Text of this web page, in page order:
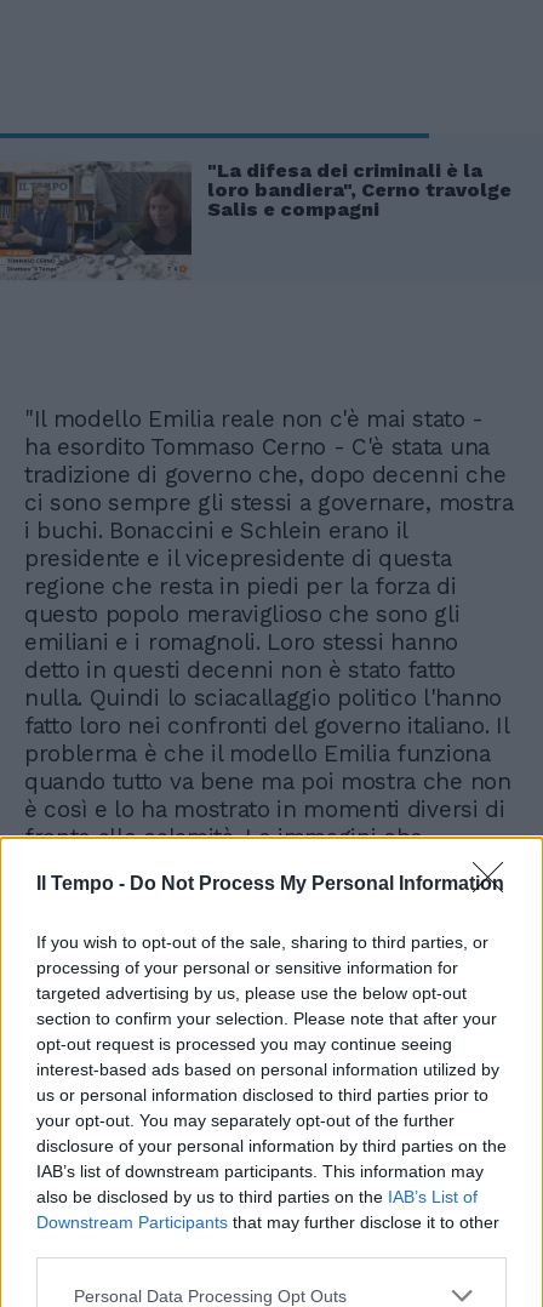
Il Tempo - Do Not Process My Personal Information
If you wish to opt-out of the sale, sharing to third parties, or
processing of your personal or sensitive information for
targeted advertising by us, please use the below opt-out
section to confirm your selection. Please note that after your
opt-out request is processed you may continue seeing
interest-based ads based on personal information utilized by
us or personal information disclosed to third parties prior to
your opt-out. You may separately opt-out of the further
disclosure of your personal information by third parties on the
IAB’s list of downstream participants. This information may
also be disclosed by us to third parties on the IAB’s List of
Downstream Participants that may further disclose it to other
Personal Data Processing Opt Outs
"La difesa dei criminali è la
loro bandiera", Cerno travolge
Salis e compagni
"Il modello Emilia reale non c'è mai stato -
ha esordito Tommaso Cerno - C'è stata una
tradizione di governo che, dopo decenni che
ci sono sempre gli stessi a governare, mostra
i buchi. Bonaccini e Schlein erano il
presidente e il vicepresidente di questa
regione che resta in piedi per la forza di
questo popolo meraviglioso che sono gli
emiliani e i romagnoli. Loro stessi hanno
detto in questi decenni non è stato fatto
nulla. Quindi lo sciacallaggio politico l'hanno
fatto loro nei confronti del governo italiano. Il
problerma è che il modello Emilia funziona
quando tutto va bene ma poi mostra che non
è così e lo ha mostrato in momenti diversi di
fronte alle calamità. Le immagini che
vediamo sono quelle di ieri, dell'altro ieri e
saranno anche quelle di domani con gli
dire basta".